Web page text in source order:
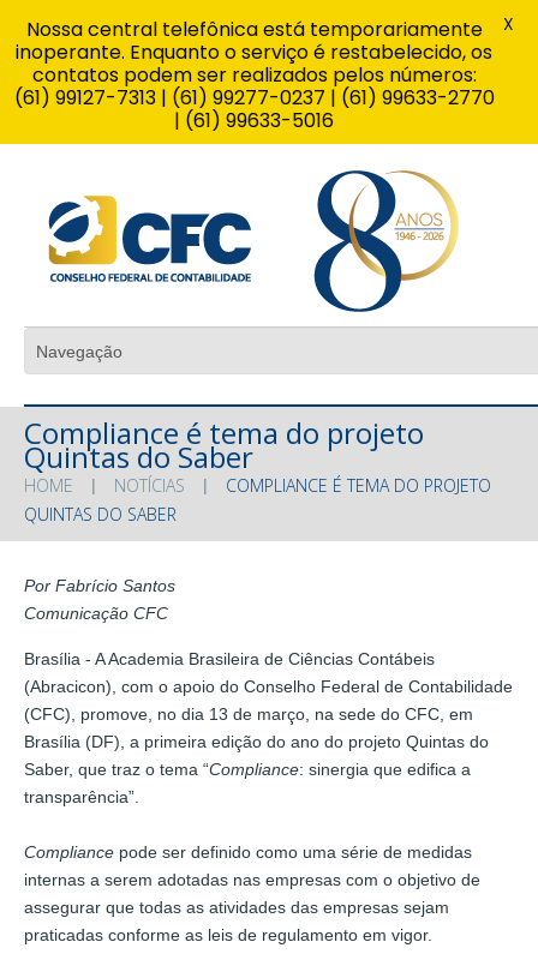
Compliance é tema do projeto
Quintas do Saber
HOME NOTÍCIAS
COMPLIANCE É TEMA DO PROJETO
QUINTAS DO SABER
Por Fabrício Santos
Comunicação CFC
Brasília - A Academia Brasileira de Ciências Contábeis
(Abracicon), com o apoio do Conselho Federal de Contabilidade
(CFC), promove, no dia 13 de março, na sede do CFC, em
Brasília (DF), a primeira edição do ano do projeto Quintas do
Saber, que traz o tema “Compliance: sinergia que edifica a
transparência”.
Compliance pode ser definido como uma série de medidas
internas a serem adotadas nas empresas com o objetivo de
assegurar que todas as atividades das empresas sejam
praticadas conforme as leis de regulamento em vigor.
Nossa central telefônica está temporariamente
inoperante. Enquanto o serviço é restabelecido, os
contatos podem ser realizados pelos números:
(61) 99127-7313 | (61) 99277-0237 | (61) 99633-2770
| (61) 99633-5016
X